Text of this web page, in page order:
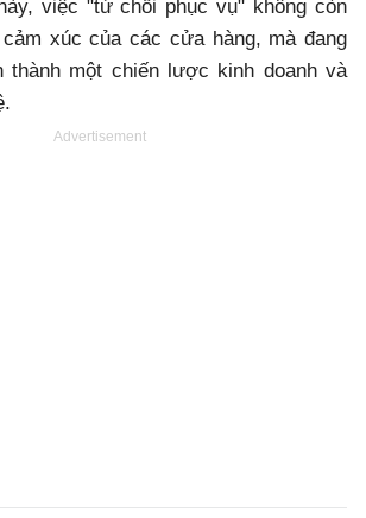
việc "từ chối phục vụ" không còn
xúc của các cửa hàng, mà đang
thành một chiến lược kinh doanh và
Advertisement